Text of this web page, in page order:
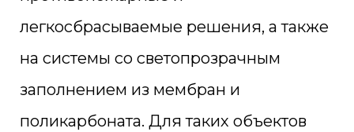
легкосбрасываемые решения, а также
на системы со светопрозрачным
заполнением из мембран и
поликарбоната. Для таких объектов